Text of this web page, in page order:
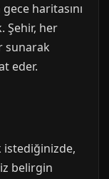
haritasını
Şehir, her
sunarak
eder.
istediğinizde,
belirgin